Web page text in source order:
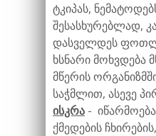
ტკიპას,
შესასხურებლად,
დასველდეს
ხსნარი მოხვდება
მწერის
საჭმლით, ასევე
ისკრა -
ქმედების